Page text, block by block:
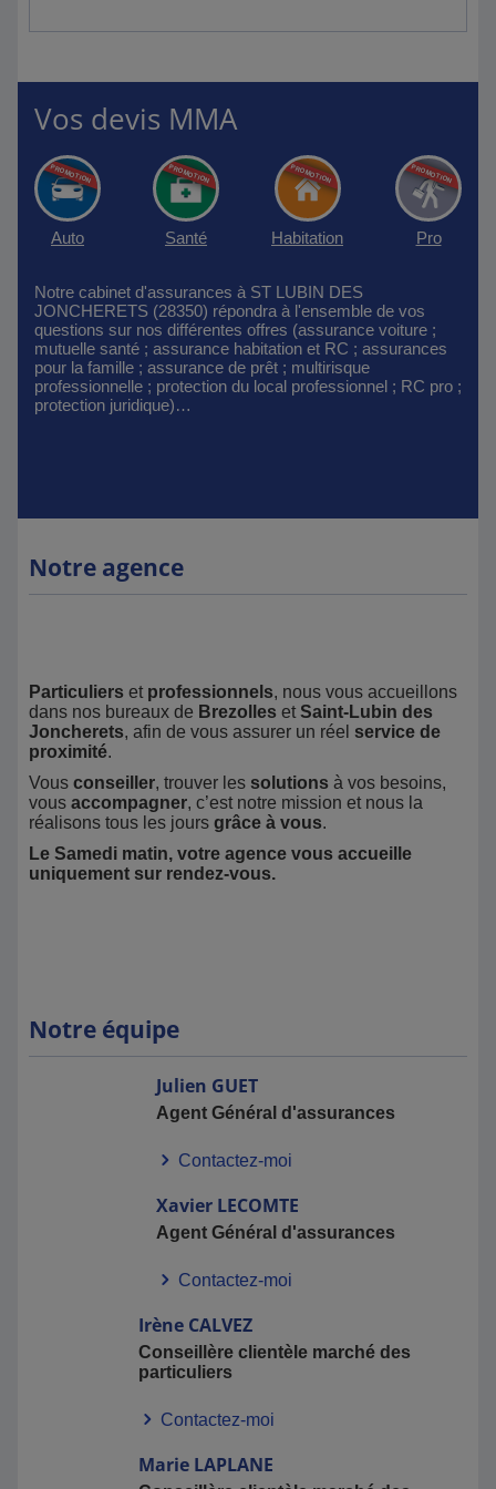
Vos devis MMA
Auto Santé Habitation Pro
Notre cabinet d'assurances à ST LUBIN DES
JONCHERETS (28350) répondra à l'ensemble de vos
questions sur nos différentes offres (assurance voiture ;
mutuelle santé ; assurance habitation et RC ; assurances
pour la famille ; assurance de prêt ; multirisque
professionnelle ; protection du local professionnel ; RC pro ;
protection juridique)…
Notre agence
Particuliers et professionnels, nous vous accueillons
dans nos bureaux de Brezolles et Saint-Lubin des
Joncherets, afin de vous assurer un réel service de
proximité.
Vous conseiller, trouver les solutions à vos besoins,
vous accompagner, c’est notre mission et nous la
réalisons tous les jours grâce à vous.
Le Samedi matin, votre agence vous accueille
uniquement sur rendez-vous.
Notre équipe
Julien GUET
Agent Général d'assurances
Contactez-moi
Xavier LECOMTE
Agent Général d'assurances
Contactez-moi
Irène CALVEZ
Conseillère clientèle marché des
particuliers
Contactez-moi
Marie LAPLANE